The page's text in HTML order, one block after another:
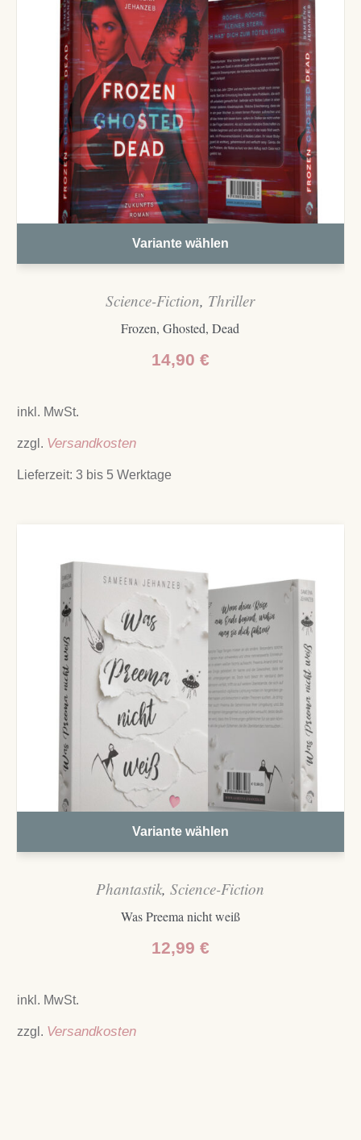
Variante wählen
Science-Fiction, Thriller
Frozen, Ghosted, Dead
14,90 €
inkl. MwSt.
zzgl. Versandkosten
Lieferzeit:3 bis 5 Werktage
Variante wählen
Phantastik,Science-Fiction
Was Preema nicht weiß
12,99 €
inkl. MwSt.
zzgl. Versandkosten